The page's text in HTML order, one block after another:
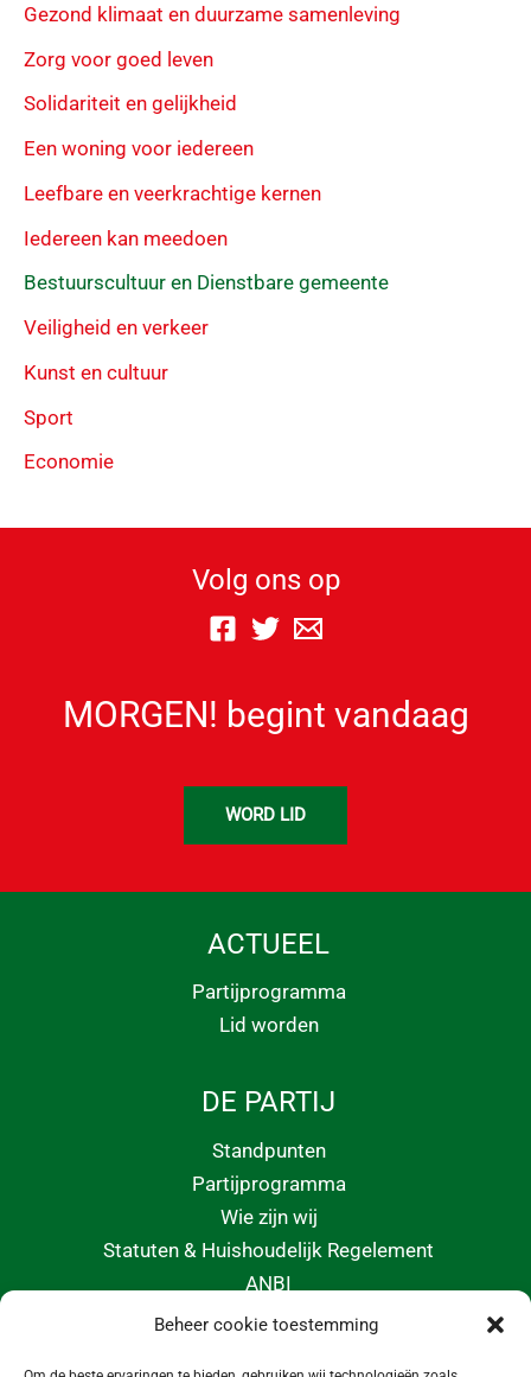
Beheer cookie toestemming
Gezond klimaat en duurzame samenleving
Zorg voor goed leven
Solidariteit en gelijkheid
Een woning voor iedereen
Leefbare en veerkrachtige kernen
Iedereen kan meedoen
Bestuurscultuur en Dienstbare gemeente
Veiligheid en verkeer
Kunst en cultuur
Sport
Economie
Volg ons op
MORGEN! begint vandaag
WORD LID
ACTUEEL
Partijprogramma
Lid worden
DE PARTIJ
Standpunten
Partijprogramma
Wie zijn wij
Statuten & Huishoudelijk Regelement
ANBI
CONTACT